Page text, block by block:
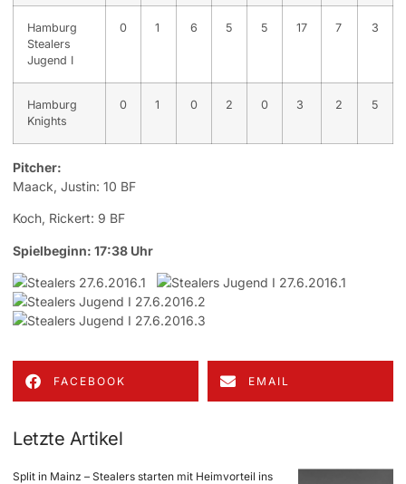
Hamburg
Stealers
Jugend I
0 1 6 5 5 17 7 3
Hamburg
Knights
0 1 0 2 0 3 2 5
Pitcher:
Maack, Justin: 10 BF
Koch, Rickert: 9 BF
Spielbeginn: 17:38 Uhr
FACEBOOK EMAIL
Letzte Artikel
Split in Mainz – Stealers starten mit Heimvorteil ins